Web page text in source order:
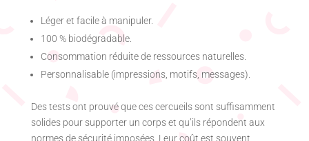
Léger et facile à manipuler.
100 % biodégradable.
Consommation réduite de ressources naturelles.
Personnalisable (impressions, motifs, messages).
Des tests ont prouvé que ces cercueils sont suffisamment
solides pour supporter un corps et qu’ils répondent aux
normes de sécurité imposées. Leur coût est souvent